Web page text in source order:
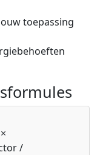
toepassing
/